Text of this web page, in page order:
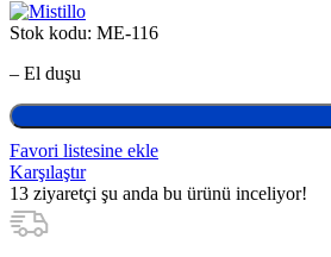
Stok kodu: ME-116
– El duşu
Favori listesine ekle
Karşılaştır
13 ziyaretçi şu anda bu ürünü inceliyor!